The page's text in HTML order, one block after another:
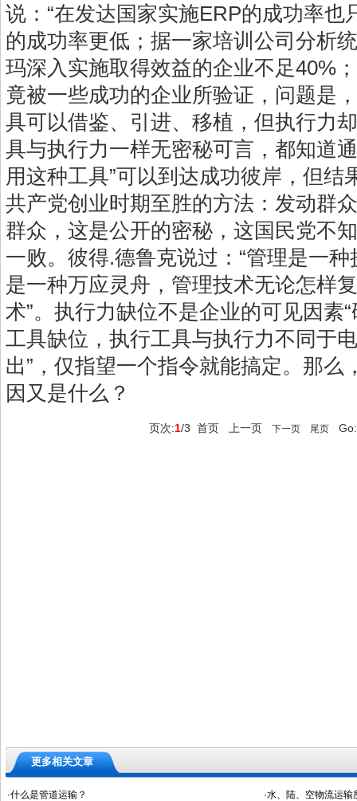
说：“在发达国家实施ERP的成功率也
的成功率更低；据一家培训公司分析
玛深入实施取得效益的企业不足40%
竟被一些成功的企业所验证，问题是
具可以借鉴、引进、移植，但执行力
具与执行力一样无密秘可言，都知道
用这种工具”可以到达成功彼岸，但结
共产党创业时期至胜的方法：发动群
群众，这是公开的密秘，这国民党不
一败。彼得.德鲁克说过：“管理是一
是一种万应灵舟，管理技术无论怎样
术”。执行力缺位不是企业的可见因
工具缺位，执行工具与执行力不同于
出”，仅指望一个指令就能搞定。那么
因又是什么？
页次:1/3 首页 上一页 下一页 尾页 Go:
更多相关文章